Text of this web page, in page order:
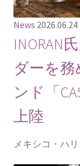
News 2026.06.24
INORAN
ダーを
ンド「
上陸
メキシコ・ハ